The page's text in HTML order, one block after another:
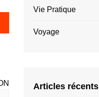
Vie Pratique
Voyage
Articles récents